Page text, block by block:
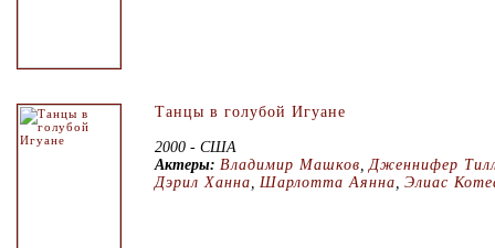
Танцы в голубой Игуане
2000 - США
Актеры: Владимир Машков
Дженнифер
Дэрил Ханна
Шарлотта Аянна Элиас